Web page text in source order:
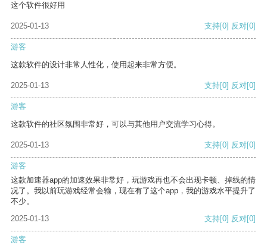
这个软件很好用
2025-01-13 支持[0] 反对[0]
游客
这款软件的设计非常人性化，使用起来非常方便。
2025-01-13 支持[0] 反对[0]
游客
这款软件的社区氛围非常好，可以与其他用户交流学习心得。
2025-01-13 支持[0] 反对[0]
游客
这款加速器app的加速效果非常好，玩游戏再也不会出现卡顿、掉线的情
况了。我以前玩游戏经常会输，现在有了这个app，我的游戏水平提升了
不少。
2025-01-13
支持[0] 反对[0]
游客